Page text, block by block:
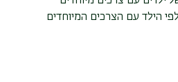
הילד עם הצרכים המיוחדים